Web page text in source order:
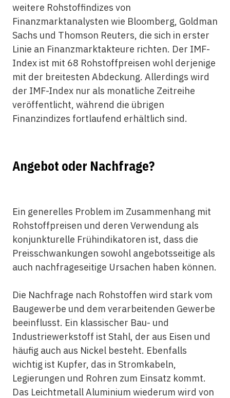
weitere Rohstoffindizes von
Finanzmarktanalysten wie Bloomberg, Goldman
Sachs und Thomson Reuters, die sich in erster
Linie an Finanzmarktakteure richten. Der IMF-
Index ist mit 68 Rohstoffpreisen wohl derjenige
mit der breitesten Abdeckung. Allerdings wird
der IMF-Index nur als monatliche Zeitreihe
veröffentlicht, während die übrigen
Finanzindizes fortlaufend erhältlich sind.
Angebot oder Nachfrage?
Ein generelles Problem im Zusammenhang mit
Rohstoffpreisen und deren Verwendung als
konjunkturelle Frühindikatoren ist, dass die
Preisschwankungen sowohl angebotsseitige als
auch nachfrageseitige Ursachen haben können.
Die Nachfrage nach Rohstoffen wird stark vom
Baugewerbe und dem verarbeitenden Gewerbe
beeinflusst. Ein klassischer Bau- und
Industriewerkstoff ist Stahl, der aus Eisen und
häufig auch aus Nickel besteht. Ebenfalls
wichtig ist Kupfer, das in Stromkabeln,
Legierungen und Rohren zum Einsatz kommt.
Das Leichtmetall Aluminium wiederum wird von